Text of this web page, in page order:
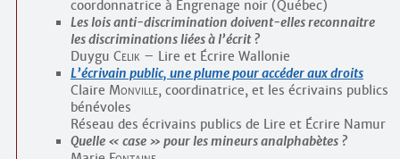
coordonnatrice à Engrenage noir (Québec)
Les lois anti-discrimination doivent-elles reconnaitre
les discriminations liées à l’écrit ?
Duygu Celik – Lire et Écrire Wallonie
L’écrivain public, une plume pour accéder aux droits
Claire Monville, coordinatrice, et les écrivains publics
bénévoles
Réseau des écrivains publics de Lire et Écrire Namur
Quelle « case » pour les mineurs analphabètes ?